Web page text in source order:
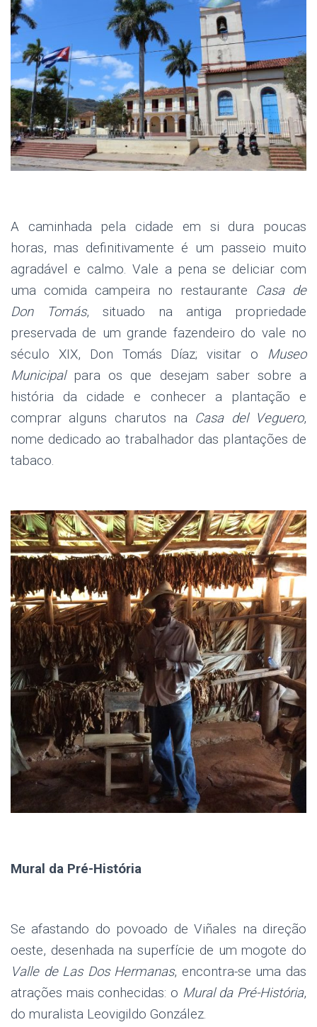
A caminhada pela cidade em si dura poucas
horas, mas definitivamente é um passeio muito
agradável e calmo. Vale a pena se deliciar com
uma comida campeira no restaurante Casa de
Don Tomás, situado na antiga propriedade
preservada de um grande fazendeiro do vale no
século XIX, Don Tomás Díaz; visitar o Museo
Municipalpara os que desejam saber sobre a
história da cidade e conhecer a plantação e
comprar alguns charutos na Casa del Veguero,
nome dedicado ao trabalhador das plantações de
tabaco.
Mural da Pré-História
Se afastando do povoado de Viñales na direção
oeste, desenhada na superfície de um mogote do
Valle de Las Dos Hermanas, encontra-se uma das
atrações mais conhecidas: o Mural da Pré-História,
do muralista Leovigildo González.